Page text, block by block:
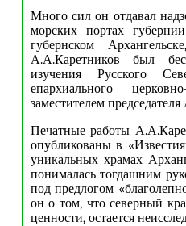
Много сил он отдавал
морских портах
губернском
А.А.Каретников был
изучения Русского
епархиального
заместителем
Печатные работы
опубликованы в
уникальных храмах
понималась тогдашним
под предлогом
он о том, что северный
ценности, остается